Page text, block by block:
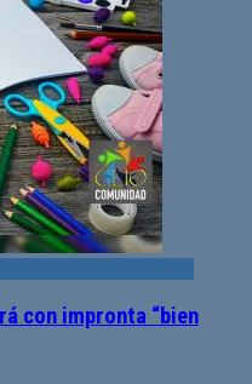
con impronta “bien